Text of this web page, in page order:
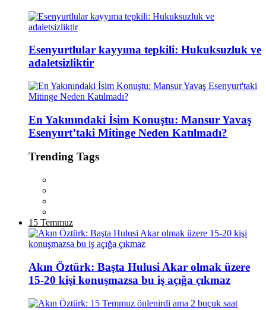
Esenyurtlular kayyıma tepkili: Hukuksuzluk ve
adaletsizliktir
En Yakınındaki İsim Konuştu: Mansur Yavaş
Esenyurt’taki Mitinge Neden Katılmadı?
Trending Tags
15 Temmuz
Akın Öztürk: Başta Hulusi Akar olmak üzere
15-20 kişi konuşmazsa bu iş açığa çıkmaz